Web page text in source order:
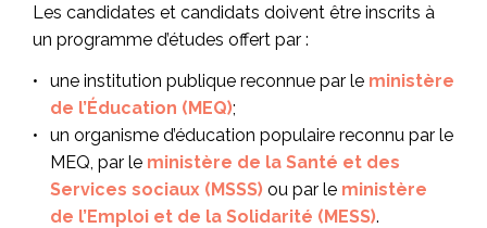
Les candidates et candidats doivent être inscrits à
un programme d’études offert par :
une institution publique reconnue par le ministère
de l’Éducation (MEQ);
un organisme d’éducation populaire reconnu par le
MEQ, par le ministère de la Santé et des
Services sociaux (MSSS) ou par le ministère
de l’Emploi et de la Solidarité (MESS).